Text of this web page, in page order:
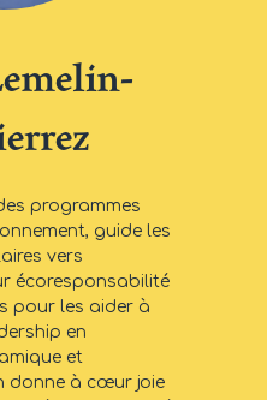
programmes
guide les
vers
écoresponsabilité
pour les aider à
en
et
donne à cœur joie